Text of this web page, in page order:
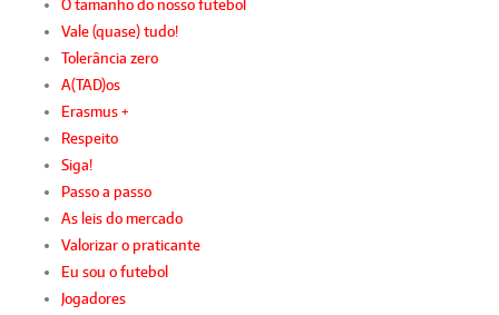
O tamanho do nosso futebol
Vale (quase) tudo!
Tolerância zero
A(TAD)os
Erasmus +
Respeito
Siga!
Passo a passo
As leis do mercado
Valorizar o praticante
Eu sou o futebol
Jogadores